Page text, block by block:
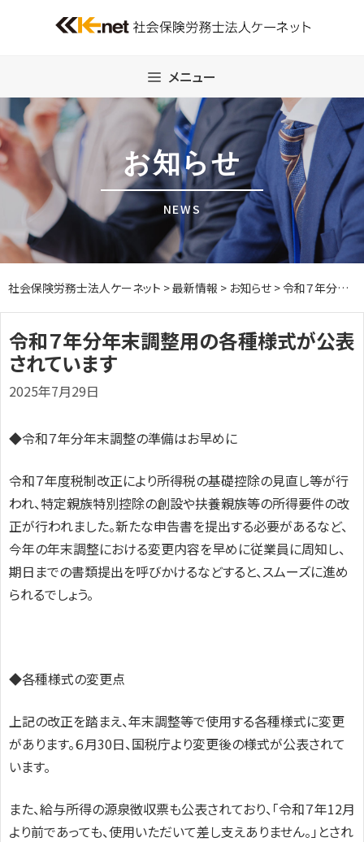
メニュー
お知らせ
NEWS
社会保険労務士法人ケーネット >最新情報 > お知らせ >令和７年分年末調整用の各種様式が公表されています
令和７年分年末調整用の各種様式が公表
されています
2025年7月29日
◆令和７年分年末調整の準備はお早めに
令和７年度税制改正により所得税の基礎控除の見直し等が行
われ、特定親族特別控除の創設や扶養親族等の所得要件の改
正が行われました。新たな申告書を提出する必要があるなど、
今年の年末調整における変更内容を早めに従業員に周知し、
期日までの書類提出を呼びかけるなどすると、スムーズに進め
られるでしょう。
◆各種様式の変更点
上記の改正を踏まえ、年末調整等で使用する各種様式に変更
があります。６月30日、国税庁より変更後の様式が公表されて
います。
また、給与所得の源泉徴収票も公表されており、「令和７年12月
より前であっても、使用いただいて差し支えありません。」とされ